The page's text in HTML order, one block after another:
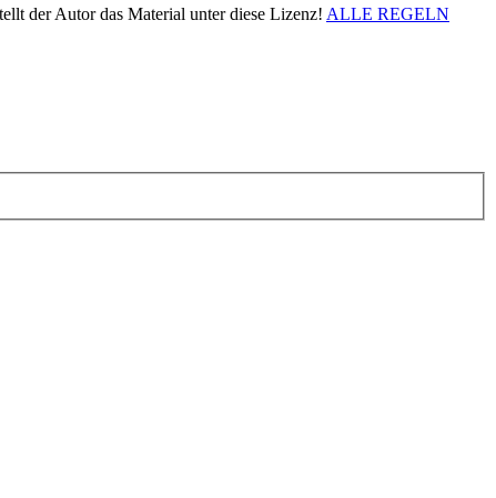
der Autor das Material unter diese Lizenz! ALLE REGELN